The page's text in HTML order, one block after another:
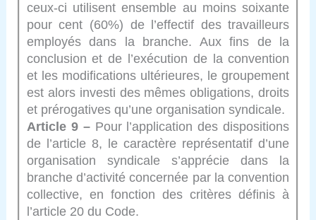
ceux-ci utilisent ensemble au moins soixante
pour cent (60%) de l’effectif des travailleurs
employés dans la branche. Aux fins de la
conclusion et de l’exécution de la convention
et les modifications ultérieures, le groupement
est alors investi des mêmes obligations, droits
et prérogatives qu’une organisation syndicale.
Article 9 –Pour l’application des dispositions
de l’article 8, le caractère représentatif d’une
organisation syndicale s’apprécie dans la
branche d’activité concernée par la convention
collective, en fonction des critères définis à
l’article 20 du Code.